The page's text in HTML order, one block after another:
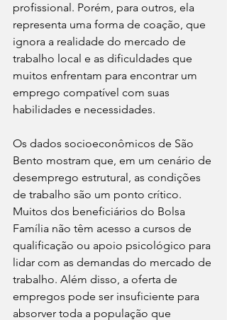
profissional. Porém, para outros, ela
representa uma forma de coação, que
ignora a realidade do mercado de
trabalho local e as dificuldades que
muitos enfrentam para encontrar um
emprego compatível com suas
habilidades e necessidades.
Os dados socioeconômicos de São
Bento mostram que, em um cenário de
desemprego estrutural, as condições
de trabalho são um ponto crítico.
Muitos dos beneficiários do Bolsa
Família não têm acesso a cursos de
qualificação ou apoio psicológico para
lidar com as demandas do mercado de
trabalho. Além disso, a oferta de
empregos pode ser insuficiente para
absorver toda a população que